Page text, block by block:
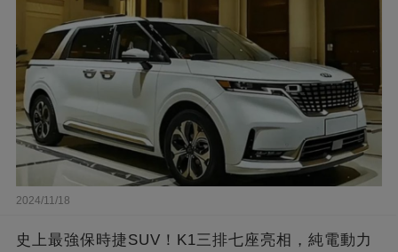
2024/11/18
史上最強保時捷SUV！K1三排七座亮相，純電動力